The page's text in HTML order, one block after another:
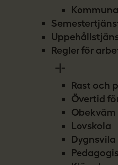
Regler för
Rast och
Övertid
Lovskola
Dygnsvila